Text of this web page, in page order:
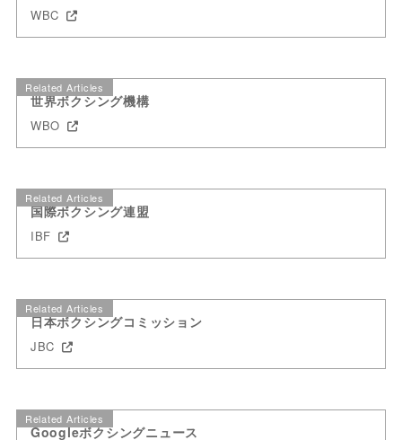
WBC
Related Articles
世界ボクシング機構
WBO
Related Articles
国際ボクシング連盟
IBF
Related Articles
日本ボクシングコミッション
JBC
Related Articles
Googleボクシングニュース